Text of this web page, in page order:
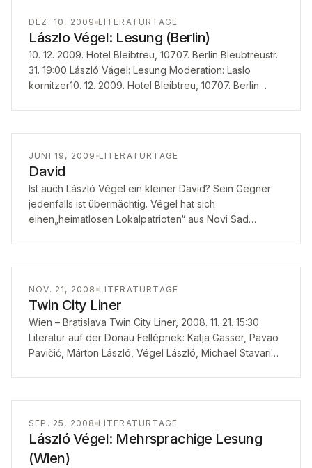
DEZ. 10, 2009 LITERATURTAGE
Lászlo Végel: Lesung (Berlin)
10. 12. 2009. Hotel Bleibtreu, 10707. Berlin Bleubtreustr.
31. 19:00 László Vágel: Lesung Moderation: Laslo
kornitzer10. 12. 2009. Hotel Bleibtreu, 10707. Berlin
JUNI 19, 2009 LITERATURTAGE
David
Ist auch László Végel ein kleiner David? Sein Gegner
jedenfalls ist übermächtig. Végel hat sich
einen„heimatlosen Lokalpatrioten“ aus Novi Sad
NOV. 21, 2008 LITERATURTAGE
Twin City Liner
Wien – Bratislava Twin City Liner, 2008. 11. 21. 15:30
Literatur auf der Donau Fellépnek: Katja Gasser, Pavao
Pavičić, Márton László, Végel László, Michael Stavaric,
SEP. 25, 2008 LITERATURTAGE
László Végel: Mehrsprachige Lesung
(Wien)